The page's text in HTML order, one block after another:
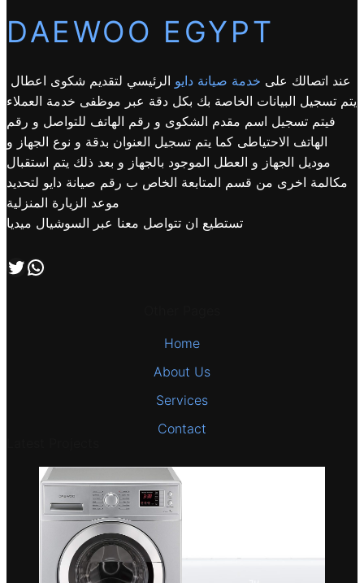
DAEWOO EGYPT
عند اتصالك على خدمة صيانة دايو الرئيسي لتقديم شكوى اعطال
يتم تسجيل البيانات الخاصة بك بكل دقة عبر موظفى خدمة العملاء
فيتم تسجيل اسم مقدم الشكوى و رقم الهاتف للتواصل و رقم
الهاتف الاحتياطى كما يتم تسجيل العنوان بدقة و نوع الجهاز و
موديل الجهاز و العطل الموجود بالجهاز و بعد ذلك يتم استقبال
مكالمة اخرى من قسم المتابعة الخاص ب رقم صيانة دايو لتحديد
موعد الزيارة المنزلية
تستطيع ان تتواصل معنا عبر السوشيال ميديا
تابعنا علي صفحة التويتر اتصل بنا علي طريق الوتساب
Home
About Us
Services
Contact